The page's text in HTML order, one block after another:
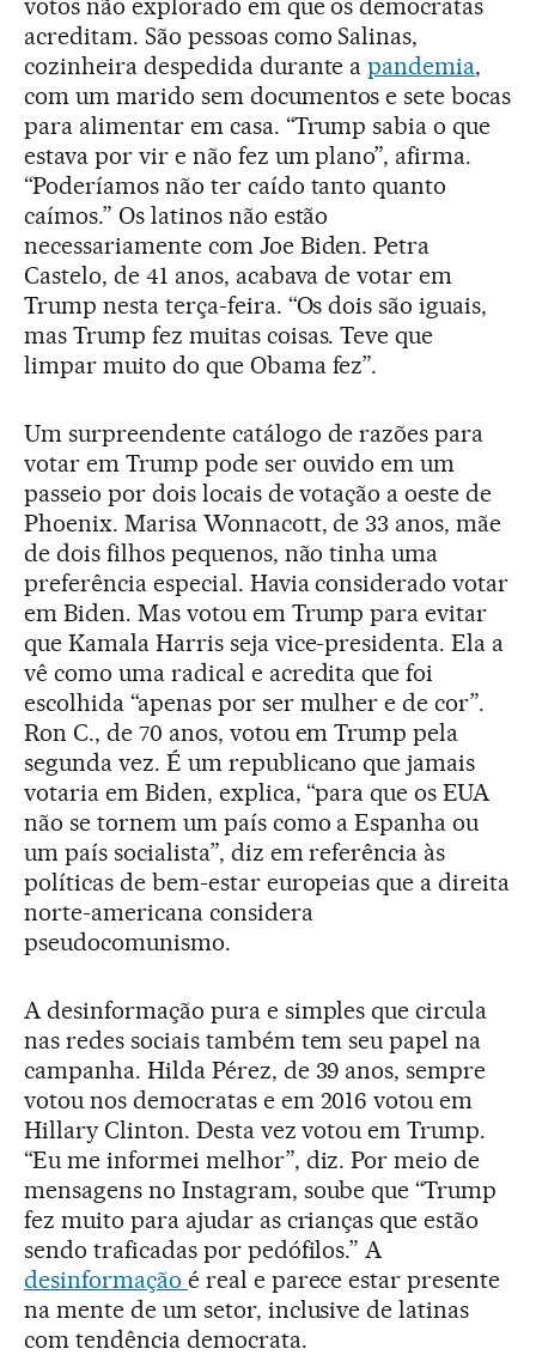
acreditam. São pessoas como Salinas,
cozinheira despedida durante apandemia,
com um marido sem documentos e sete bocas
para alimentar em casa. “Trump sabia o que
estava por vir e não fez um plano”, afirma.
“Poderíamos não ter caído tanto quanto
caímos.” Os latinos não estão
necessariamente com Joe Biden. Petra
Castelo, de 41 anos, acabava de votar em
Trump nesta terça-feira. “Os dois são iguais,
mas Trump fez muitas coisas. Teve que
limpar muito do que Obama fez”.
Um surpreendente catálogo de razões para
votar em Trump pode ser ouvido em um
passeio por dois locais de votação a oeste de
Phoenix. Marisa Wonnacott, de 33 anos, mãe
de dois filhos pequenos, não tinha uma
preferência especial. Havia considerado votar
em Biden. Mas votou em Trump para evitar
que Kamala Harris seja vice-presidenta. Ela a
vê como uma radical e acredita que foi
escolhida “apenas por ser mulher e de cor”.
Ron C., de 70 anos, votou em Trump pela
segunda vez. É um republicano que jamais
votaria em Biden, explica, “para que os EUA
não se tornem um país como a Espanha ou
um país socialista”, diz em referência às
políticas de bem-estar europeias que a direita
norte-americana considera
pseudocomunismo.
A desinformação pura e simples que circula
nas redes sociais também tem seu papel na
campanha. Hilda Pérez, de 39 anos, sempre
votou nos democratas e em 2016 votou em
Hillary Clinton. Desta vez votou em Trump.
“Eu me informei melhor”, diz. Por meio de
mensagens no Instagram, soube que “Trump
fez muito para ajudar as crianças que estão
sendo traficadas por pedófilos.” A
desinformação é real e parece estar presente
na mente de um setor, inclusive de latinas
com tendência democrata.